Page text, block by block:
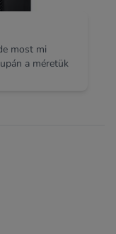
most mi
a méretük